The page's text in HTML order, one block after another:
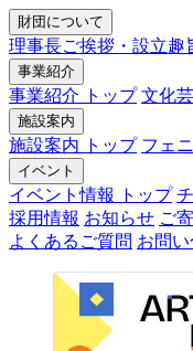
財団について
理事長ご挨拶・設立趣
事業紹介
事業紹介 トップ 文化
施設案内
施設案内 トップ フェ
イベント
イベント情報 トップ
採用情報 お知らせ ご
よくあるご質問 お問